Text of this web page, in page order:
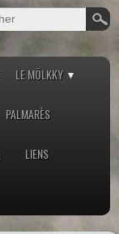
LE MÖLKKY
PALMARÈS
LIENS